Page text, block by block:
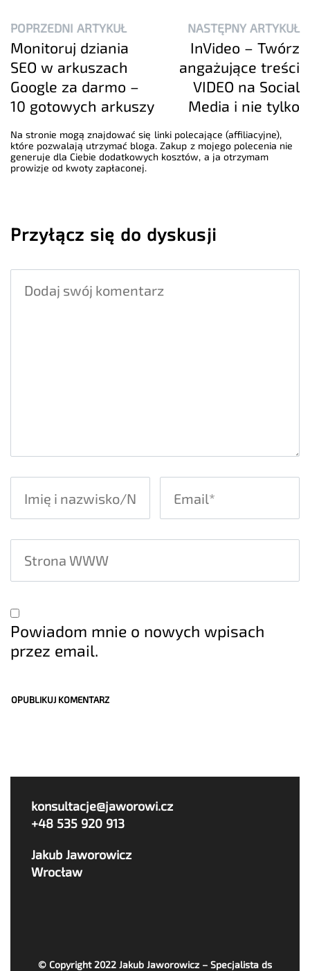
POPRZEDNI ARTYKUŁ
Monitoruj dziania
SEO w arkuszach
Google za darmo –
10 gotowych arkuszy
NASTĘPNY ARTYKUŁ
InVideo – Twórz
angażujące treści
VIDEO na Social
Media i nie tylko
Na stronie mogą znajdować się linki polecające (affiliacyjne),
które pozwalają utrzymać bloga. Zakup z mojego polecenia nie
generuje dla Ciebie dodatkowych kosztów, a ja otrzymam
prowizje od kwoty zapłaconej.
Przyłącz się do dyskusji
Powiadom mnie o nowych wpisach
przez email.
konsultacje@jaworowi.cz
+48 535 920 913
Jakub Jaworowicz
Wrocław
© Copyright 2022 Jakub Jaworowicz – Specjalista ds